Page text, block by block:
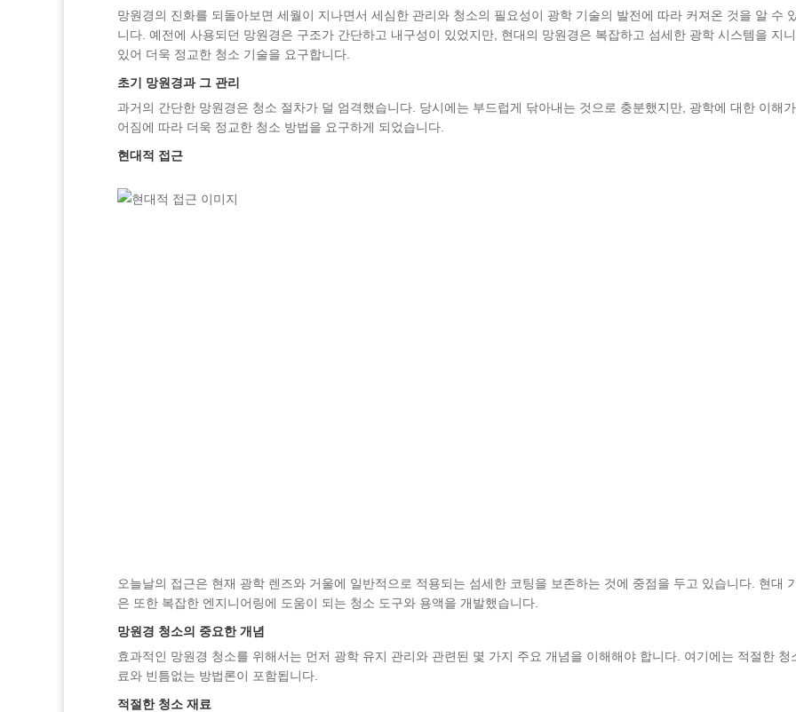
망원경의 진화를 되돌아보면 세월이 지나면서 세심한 관리와 청소의 필요성이 광학 기술의 발전에 따라 커져온 것을 알 수
니다. 예전에 사용되던 망원경은 구조가 간단하고 내구성이 있었지만, 현대의 망원경은 복잡하고 섬세한 광학 시스템을 지
있어 더욱 정교한 청소 기술을 요구합니다.
초기 망원경과 그 관리
과거의 간단한 망원경은 청소 절차가 덜 엄격했습니다. 당시에는 부드럽게 닦아내는 것으로 충분했지만, 광학에 대한 이해
어짐에 따라 더욱 정교한 청소 방법을 요구하게 되었습니다.
현대적 접근
오늘날의 접근은 현재 광학 렌즈와 거울에 일반적으로 적용되는 섬세한 코팅을 보존하는 것에 중점을 두고 있습니다. 현대
은 또한 복잡한 엔지니어링에 도움이 되는 청소 도구와 용액을 개발했습니다.
망원경 청소의 중요한 개념
효과적인 망원경 청소를 위해서는 먼저 광학 유지 관리와 관련된 몇 가지 주요 개념을 이해해야 합니다. 여기에는 적절한 청
료와 빈틈없는 방법론이 포함됩니다.
적절한 청소 재료